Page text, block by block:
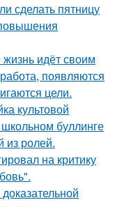
сделать пятницу
идёт своим
появляются
цели.
культовой
буллинге
из ролей.
на критику